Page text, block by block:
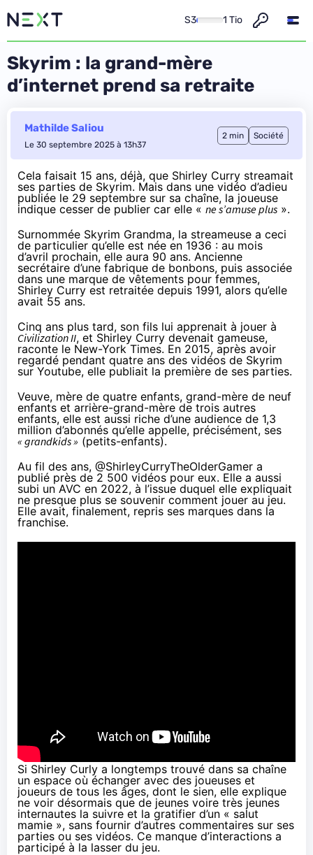
S3 1 Tio
Skyrim : la grand-mère
d’internet prend sa retraite
Mathilde Saliou
Le 30 septembre 2025 à 13h37
2 min Société
Cela faisait 15 ans, déjà, que Shirley Curry streamait
ses parties de Skyrim. Mais dans une vidéo d’adieu
publiée le 29 septembre sur sa chaîne, la joueuse
indique cesser de publier car elle « ne s’amuse plus ».
Surnommée Skyrim Grandma, la streameuse a ceci
de particulier qu’elle est née en 1936 : au mois
d’avril prochain, elle aura 90 ans. Ancienne
secrétaire d’une fabrique de bonbons, puis associée
dans une marque de vêtements pour femmes,
Shirley Curry est retraitée depuis 1991, alors qu’elle
avait 55 ans.
Cinq ans plus tard, son fils lui apprenait à jouer à
Civilization II, et Shirley Curry devenait gameuse,
raconte le New-York Times. En 2015, après avoir
regardé pendant quatre ans des vidéos de Skyrim
sur Youtube, elle publiait la première de ses parties.
Veuve, mère de quatre enfants, grand-mère de neuf
enfants et arrière-grand-mère de trois autres
enfants, elle est aussi riche d’une audience de 1,3
million d’abonnés qu’elle appelle, précisément, ses
« grandkids » (petits-enfants).
Au fil des ans, @ShirleyCurryTheOlderGamer a
publié près de 2 500 vidéos pour eux. Elle a aussi
subi un AVC en 2022, à l’issue duquel elle expliquait
ne presque plus se souvenir comment jouer au jeu.
Elle avait, finalement, repris ses marques dans la
franchise.
Si Shirley Curly a longtemps trouvé dans sa chaîne
un espace où échanger avec des joueuses et
joueurs de tous les âges, dont le sien, elle explique
ne voir désormais que de jeunes voire très jeunes
internautes la suivre et la gratifier d’un « salut
mamie », sans fournir d’autres commentaires sur ses
parties ou ses vidéos. Ce manque d’interactions a
participé à la lasser du jeu.